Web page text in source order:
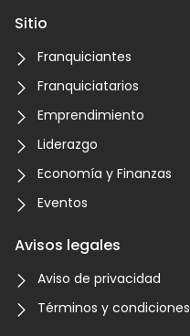
Sitio
Franquiciantes
Franquiciatarios
Emprendimiento
Liderazgo
Economía y Finanzas
Eventos
Avisos legales
Aviso de privacidad
Términos y condiciones